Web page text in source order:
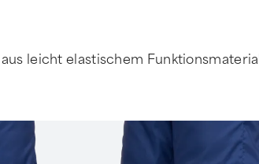
aus leicht elastischem